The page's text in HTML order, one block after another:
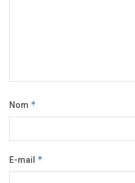
Nom *
E-mail *